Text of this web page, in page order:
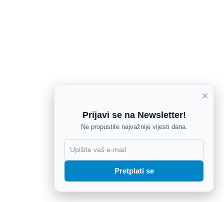
×
Prijavi se na Newsletter!
Ne propustite najvažnije vijesti dana.
Pretplati se